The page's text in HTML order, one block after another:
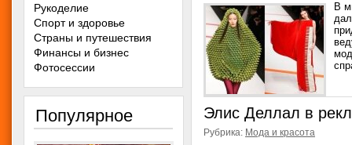
В
Элис Деллал в
Рубрика: Мода и красота
Рукоделие
Спорт и здоровье
Страны и путешествия
Финансы и бизнес
Фотосессии
Популярное